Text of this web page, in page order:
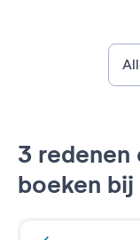
3
boeken